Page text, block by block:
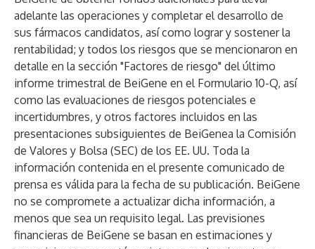
adelante las operaciones y completar el desarrollo de
sus fármacos candidatos, así como lograr y sostener la
rentabilidad; y todos los riesgos que se mencionaron en
detalle en la sección "Factores de riesgo" del último
informe trimestral de BeiGene en el Formulario 10-Q, así
como las evaluaciones de riesgos potenciales e
incertidumbres, y otros factores incluidos en las
presentaciones subsiguientes de BeiGenea la Comisión
de Valores y Bolsa (SEC) de los EE. UU. Toda la
información contenida en el presente comunicado de
prensa es válida para la fecha de su publicación. BeiGene
no se compromete a actualizar dicha información, a
menos que sea un requisito legal. Las previsiones
financieras de BeiGene se basan en estimaciones y